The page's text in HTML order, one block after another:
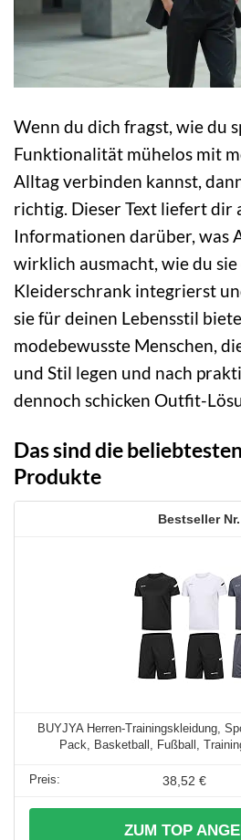
Wenn du dich fragst, wie du
Funktionalität mühelos mit
Alltag verbinden kannst,
richtig. Dieser Text liefert dir
Informationen darüber, was
wirklich ausmacht, wie du
Kleiderschrank integrierst
sie für deinen Lebensstil
modebewusste Menschen,
und Stil legen und nach
dennoch schicken Outfit-
Das sind die
Produkte
BUYJYA Herren-Trainingskleidung,
Pack, Basketball, Fußball,
38,52 €
ZUM TOP